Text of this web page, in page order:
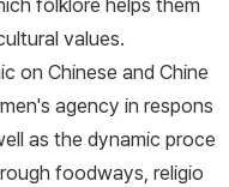
folklore helps them
values.
on Chinese and Chine
agency in respons
as the dynamic proce
foodways, religio